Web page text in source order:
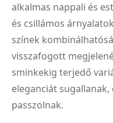
alkalmas nappali és
és csillámos
színek
visszafogott
sminkekig terjedő
eleganciát
passzolnak.